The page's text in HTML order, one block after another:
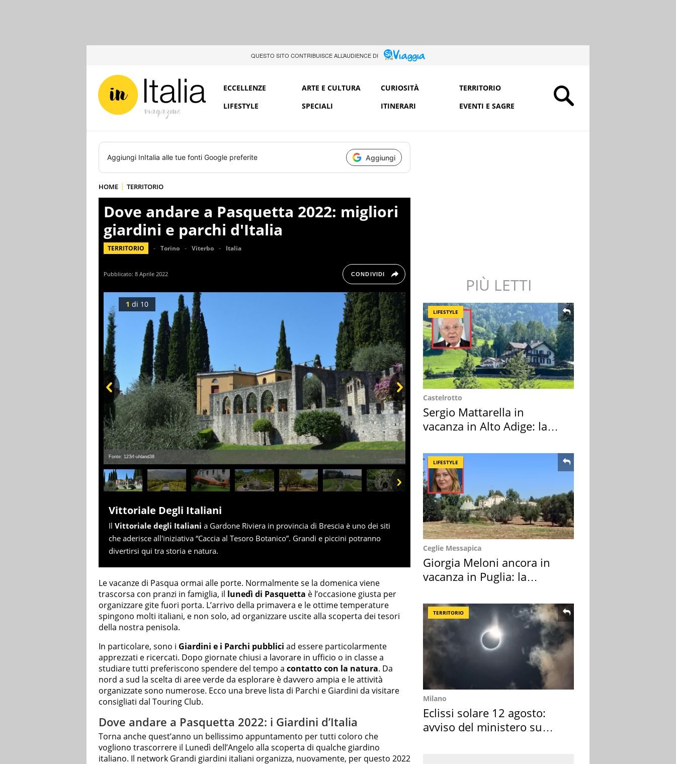
QUESTO SITO CONTRIBUISCE ALL’AUDIENCE DI
ECCELLENZE ARTE E CULTURA CURIOSITÀ
TERRITORIO
LIFESTYLE
SPECIALI ITINERARI EVENTI E SAGRE
Aggiungi InItalia alle tue fonti Google preferite Aggiungi
HOME TERRITORIO
Dove andare a Pasquetta 2022: migliori
giardini e parchi d'Italia
TERRITORIO Torino Viterbo Italia
Pubblicato: 8 Aprile 2022 CONDIVIDI
Fonte: 123rf-uhland38
Prev Next
1 di 10
Vittoriale Degli Italiani
Il Vittoriale degli Italiani a Gardone Riviera in provincia di Brescia è uno dei siti
che aderisce all'iniziativa “Caccia al Tesoro Botanico”. Grandi e piccini potranno
divertirsi qui tra storia e natura.
Le vacanze di Pasqua ormai alle porte. Normalmente se la domenica viene
trascorsa con pranzi in famiglia, il lunedì di Pasquetta è l’occasione giusta per
organizzare gite fuori porta. L’arrivo della primavera e le ottime temperature
spingono molti italiani, e non solo, ad organizzare uscite alla scoperta dei tesori
della nostra penisola.
In particolare, sono i Giardini e i Parchi pubblici ad essere particolarmente
apprezzati e ricercati. Dopo giornate chiusi a lavorare in ufficio o in classe a
studiare tutti preferiscono spendere del tempo a contatto con la natura. Da
nord a sud la scelta di aree verde da esplorare è davvero ampia e le attività
organizzate sono numerose. Ecco una breve lista di Parchi e Giardini da visitare
consigliati dal Touring Club.
Dove andare a Pasquetta 2022: i Giardini d’Italia
Torna anche quest’anno un bellissimo appuntamento per tutti coloro che
vogliono trascorrere il Lunedì dell’Angelo alla scoperta di qualche giardino
italiano. Il network Grandi giardini italiani organizza, nuovamente, per questo 2022
PIÙ LETTI
LIFESTYLE
Castelrotto
Sergio Mattarella in
vacanza in Alto Adige: la
LIFESTYLE
Ceglie Messapica
Giorgia Meloni ancora in
vacanza in Puglia: la
TERRITORIO
Milano
Eclissi solare 12 agosto:
avviso del ministero su